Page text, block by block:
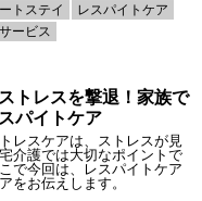
トステイ
レスパイトケア
ービス
トレスを撃退！家族で
パイトケア
レスケアは、ストレスが見
介護では大切なポイントで
で今回は、レスパイトケア
をお伝えします。